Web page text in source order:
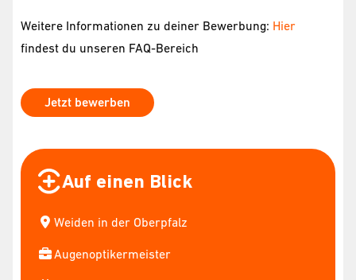
Weitere Informationen zu deiner Bewerbung: Hier
findest du unseren FAQ-Bereich
Jetzt bewerben
Auf einen Blick
Weiden in der Oberpfalz
Augenoptikermeister